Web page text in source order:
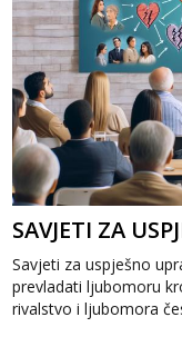
Savjeti za uspješno
prevladati ljubomoru
rivalstvo i ljubomora